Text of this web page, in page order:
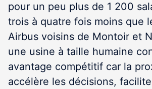
pour un peu plus de 1 200
trois à quatre fois moins que
Airbus voisins de Montoir et
une usine à taille humaine
avantage compétitif car la
accélère les décisions,